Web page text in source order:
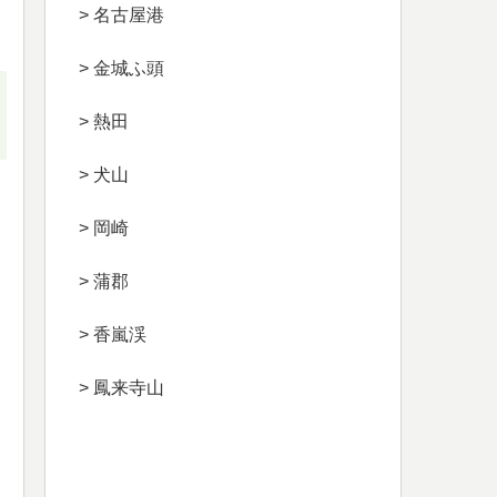
> 名古屋港
> 金城ふ頭
> 熱田
> 犬山
> 岡崎
> 蒲郡
> 香嵐渓
> 鳳来寺山